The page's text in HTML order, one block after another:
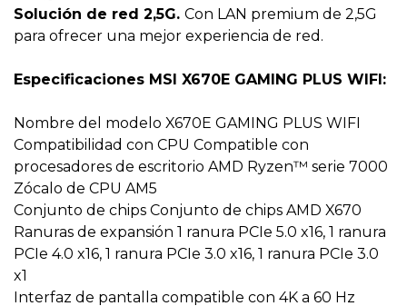
Solución de red 2,5G. Con LAN premium de 2,5G
para ofrecer una mejor experiencia de red.
Especificaciones MSI X670E GAMING PLUS WIFI:
Nombre del modelo X670E GAMING PLUS WIFI
Compatibilidad con CPU Compatible con
procesadores de escritorio AMD Ryzen™ serie 7000
Zócalo de CPU AM5
Conjunto de chips Conjunto de chips AMD X670
Ranuras de expansión 1 ranura PCIe 5.0 x16, 1 ranura
PCIe 4.0 x16, 1 ranura PCIe 3.0 x16, 1 ranura PCIe 3.0
x1
Interfaz de pantalla compatible con 4K a 60 Hz